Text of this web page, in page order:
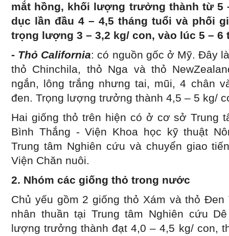
mắt hồng, khối lượng trưởng thành từ 5
dục lần đầu 4 – 4,5 tháng tuổi và phối
trọng lượng 3 – 3,2 kg/ con, vào lúc 5 – 6
- Thỏ California: có nguồn gốc ở Mỹ. Đây
thỏ Chinchila, thỏ Nga và thỏ
ngắn, lông trắng nhưng tai, mũi, 4 chân
đen. Trọng lượng trưởng thành 4,5 – 5 kg/
Hai giống thỏ trên hiện có ở cơ sở Trung
Bình Thắng - Viện Khoa học kỹ thuật
Trung tâm Nghiên cứu và chuyển giao
Viện Chăn nuôi.
2. Nhóm các giống thỏ trong nước
Chủ yếu gồm 2 giống thỏ Xám và thỏ
nhân thuần tại Trung tâm Nghiên cứu
lượng trưởng thành đạt 4,0 – 4,5 kg/ con,